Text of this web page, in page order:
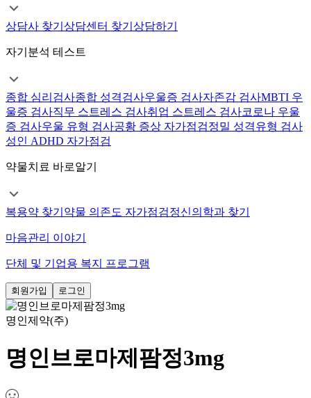
상담사 찾기 상담센터 찾기 상담하기
자기분석 테스트
종합 심리검사종합 성격검사우울증 검사자존감 검사MBTI 우
울증 검사직무 스트레스 검사취업 스트레스 검사코로나 우울
증 검사우울 유형 검사공황 증상 자가점검정밀 성격유형 검사
성인 ADHD 자가점검
약물치료 바로알기
복용약 찾기 약물 의존도 자가점검정신의학과 찾기
마음관리 이야기
단체 및 기업용 복지 프로그램
회원가입 로그인
명인제약(주)
명인브로마제팜정3mg